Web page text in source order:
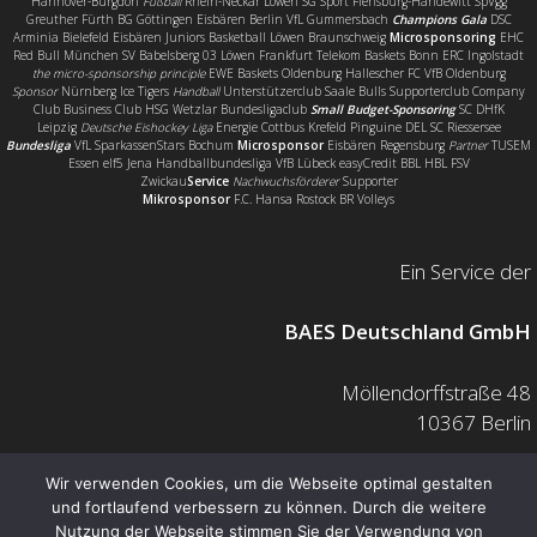
Greuther Fürth BG Göttingen Eisbären Berlin VfL Gummersbach Champions GalaDSC
Arminia Bielefeld Eisbären Juniors Basketball Löwen Braunschweig Microsponsoring EHC
Red Bull München SV Babelsberg 03 Löwen Frankfurt Telekom Baskets Bonn ERC Ingolstadt
the micro-sponsorship principleEWE Baskets Oldenburg Hallescher FC VfB Oldenburg
SponsorNürnberg Ice Tigers HandballUnterstützerclub Saale Bulls Supporterclub Company
Club Business Club HSG Wetzlar Bundesligaclub Small Budget-SponsoringSC DHfK
Leipzig Deutsche Eishockey LigaEnergie Cottbus Krefeld Pinguine DEL SC Riessersee
Bundesliga VfL SparkassenStars Bochum MicrosponsorEisbären Regensburg PartnerTUSEM
Essen elf5 Jena Handballbundesliga VfB Lübeck easyCredit BBL HBL FSV
ZwickauService NachwuchsfördererSupporter
MikrosponsorF.C. Hansa Rostock BR Volleys
Ein Service der
BAES Deutschland GmbH
Möllendorffstraße 48
10367 Berlin
Mail: info@baes.de
Telefon: 030 200 7378 0
Wir verwenden Cookies, um die Webseite optimal gestalten
und fortlaufend verbessern zu können. Durch die weitere
Nutzung der Webseite stimmen Sie der Verwendung von